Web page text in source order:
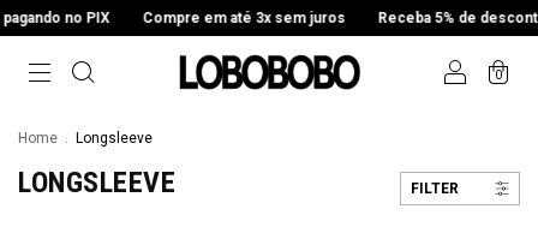
no PIX Compre em até 3x sem juros Receba 5% de desconto
0
Home . Longsleeve
LONGSLEEVE FILTER